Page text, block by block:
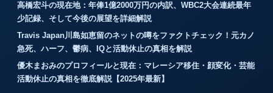
高橋宏斗の現在地：年俸1億2000万円の内訳、WBC2大会連続最年
少記録、そして今後の展望を詳細解説
Travis Japan川島如恵留のネットの噂をファクトチェック！元カノ
急死、ハーフ、鬱病、IQと活動休止の真相を解説
優木まおみのプロフィールと現在：マレーシア移住・顔変化・芸能
活動休止の真相を徹底解説【2025年最新】